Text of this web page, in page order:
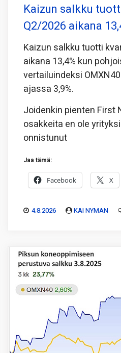
Kaizun salkku
Q2/2026 aikana
Kaizun salkku tuotti
aikana 13,4% kun
vertailuindeksi
ajassa 3,9%.
Joidenkin pienten First
osakkeita en ole
onnistunut
Jaa tämä:
Facebook X
4.8.2026 KAI NYMAN